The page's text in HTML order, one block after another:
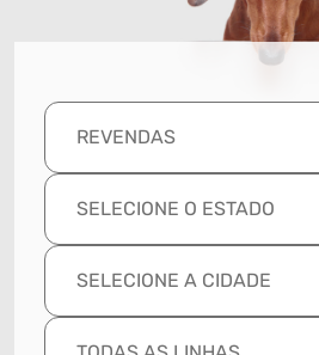
REVENDAS
SELECIONE O ESTADO
SELECIONE A CIDADE